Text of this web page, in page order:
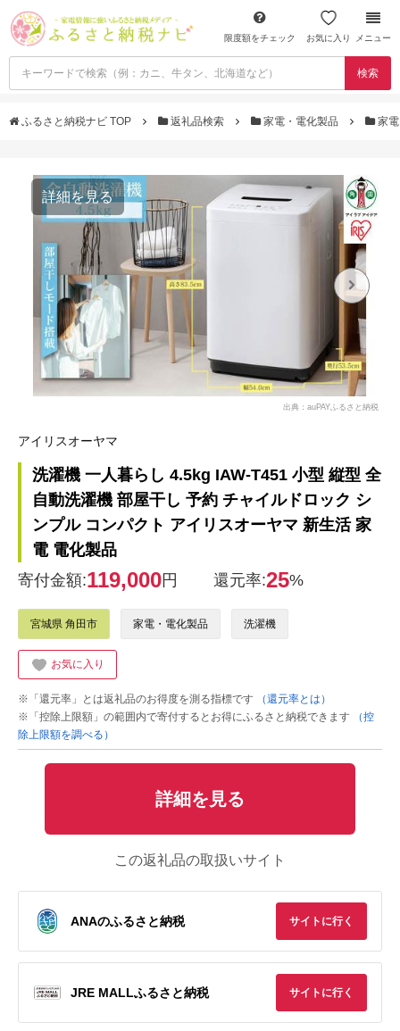
限度額をチェック お気に入り メニュー
検索
ふるさと納税ナビ TOP 返礼品検索 家電・電化製品 家電
詳細を見る
出典：auPAYふるさと納税
アイリスオーヤマ
洗濯機 一人暮らし 4.5kg IAW-T451 小型 縦型 全
自動洗濯機 部屋干し 予約 チャイルドロック シ
ンプル コンパクト アイリスオーヤマ 新生活 家
電 電化製品
寄付金額:119,000円 還元率:25%
宮城県 角田市 家電・電化製品 洗濯機
お気に入り
※「還元率」とは返礼品のお得度を測る指標です
（還元率とは）
※「控除上限額」の範囲内で寄付するとお得にふるさと納税できます
（控
除上限額を調べる）
詳細を見る
この返礼品の取扱いサイト
ANAのふるさと納税 サイトに行く
JRE MALLふるさと納税 サイトに行く